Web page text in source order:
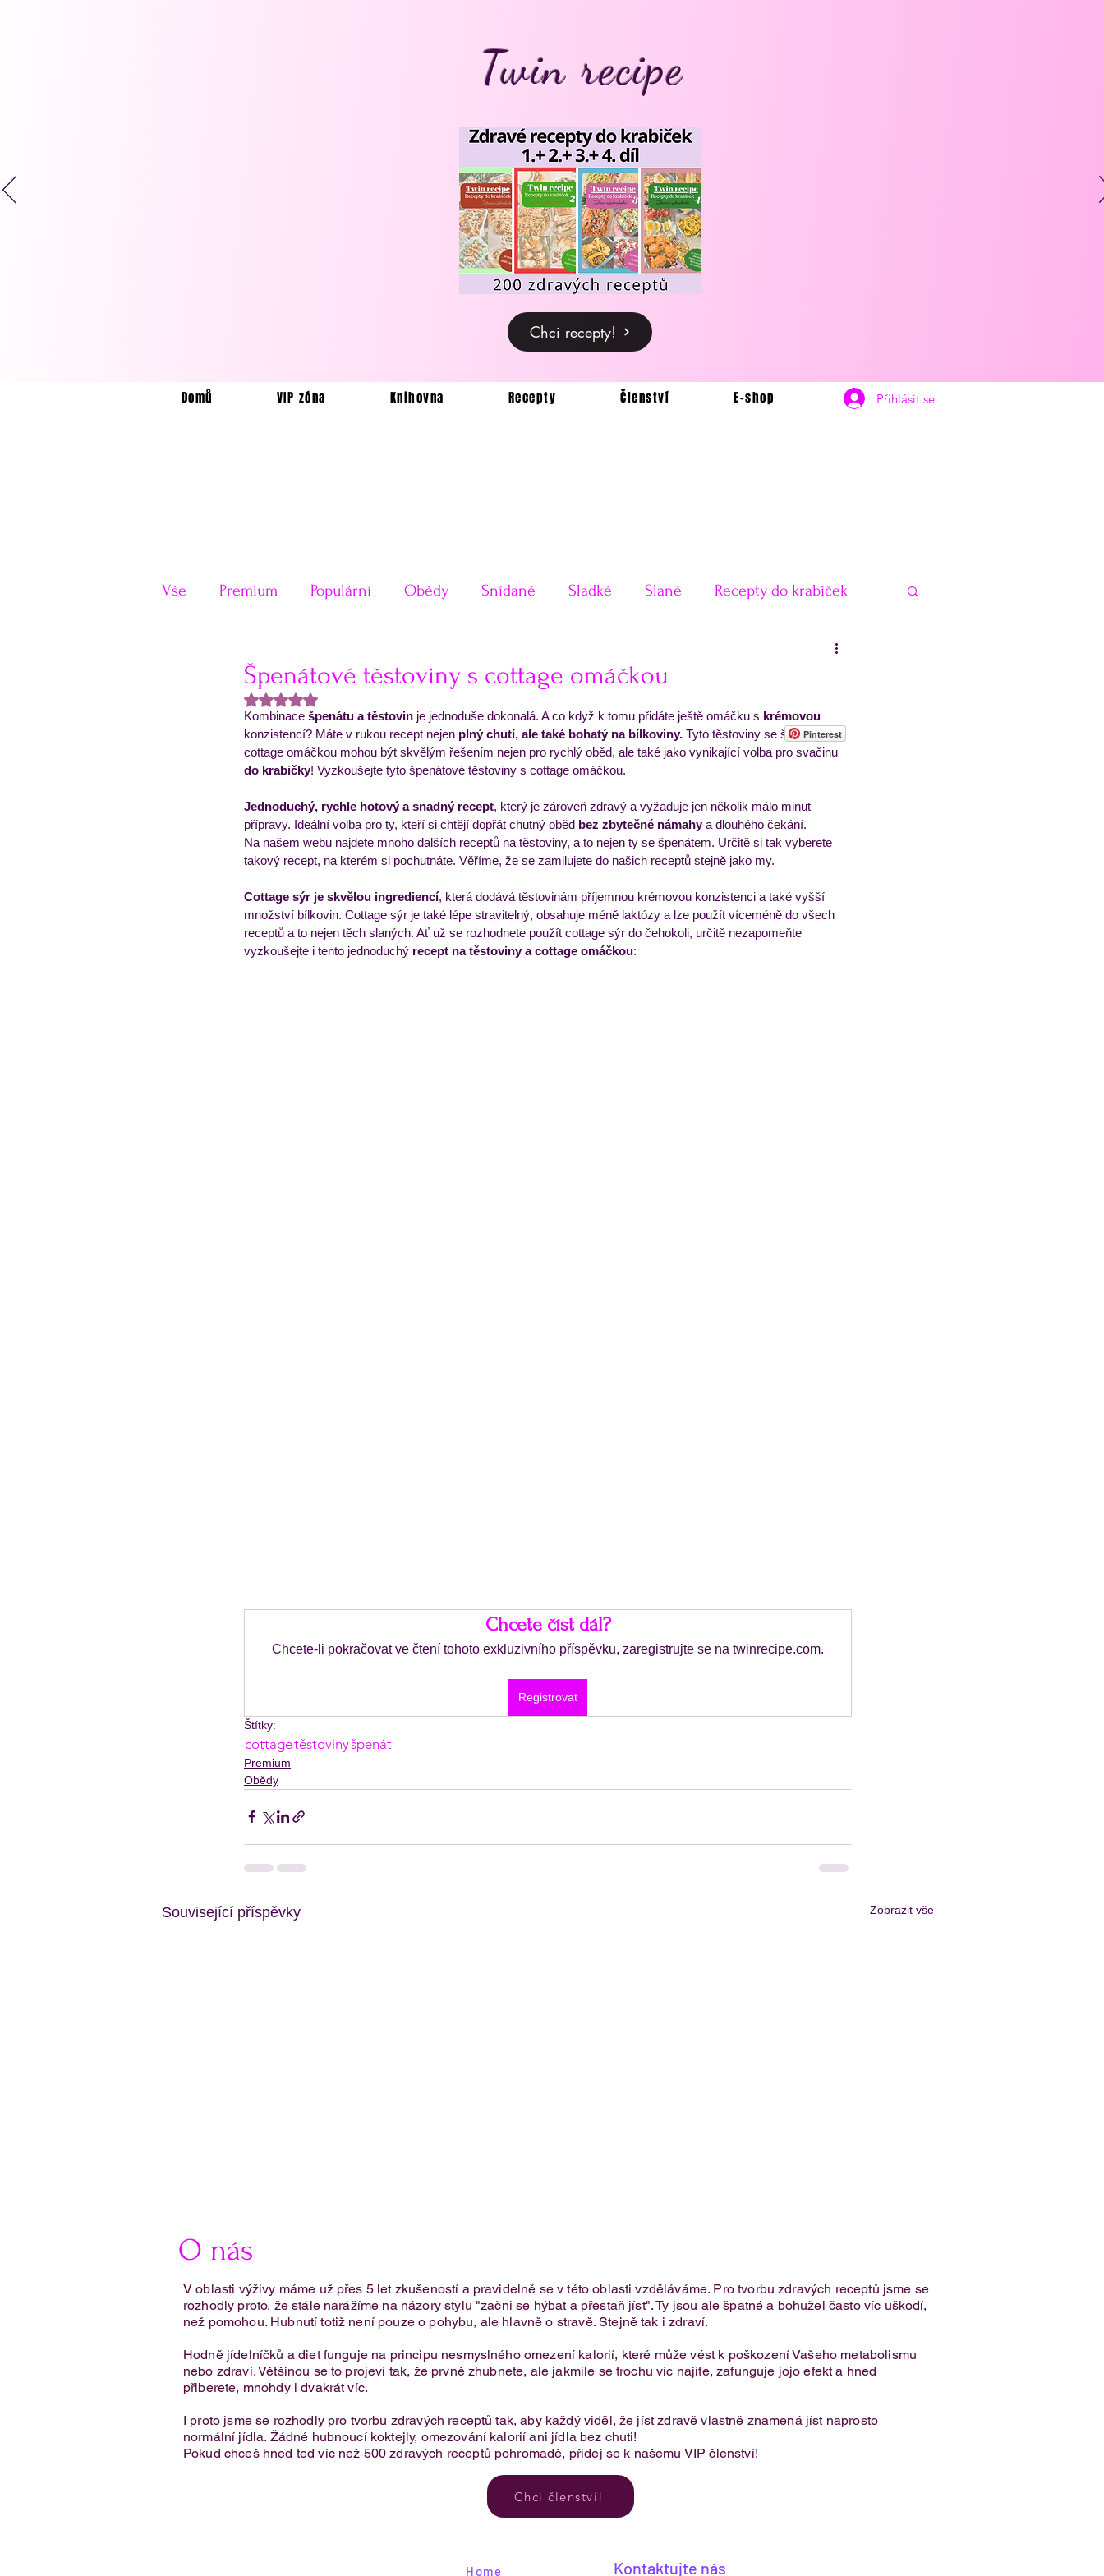
Twin recipe
Chci recepty!
Domů VIP zóna Knihovna Recepty Členství E-shop Přihlásit se
Vše Premium Populární Obědy Snídaně Sladké Slané Recepty do krabiček
Vánoce
Velikonoce Valentýn Testy receptů Pečení a vaření Příkladové jídelníčky na hubnutí
Špenátové těstoviny s cottage omáčkou
Hodnoceno NaN z 5 hvězdiček.
Kombinace špenátu a těstovin je jednoduše dokonalá. A co když k tomu přidáte ještě omáčku s krémovou
konzistencí? Máte v rukou recept nejen plný chutí, ale také bohatý na bílkoviny. Tyto těstoviny se špenátovou
cottage omáčkou mohou být skvělým řešením nejen pro rychlý oběd, ale také jako vynikající volba pro svačinu
do krabičky! Vyzkoušejte tyto špenátové těstoviny s cottage omáčkou.
Jednoduchý, rychle hotový a snadný recept, který je zároveň zdravý a vyžaduje jen několik málo minut
přípravy. Ideální volba pro ty, kteří si chtějí dopřát chutný oběd bez zbytečné námahy a dlouhého čekání.
Na našem webu najdete mnoho dalších receptů na těstoviny, a to nejen ty se špenátem. Určitě si tak vyberete
takový recept, na kterém si pochutnáte. Věříme, že se zamilujete do našich receptů stejně jako my.
Cottage sýr je skvělou ingrediencí, která dodává těstovinám příjemnou krémovou konzistenci a také vyšší
množství bílkovin. Cottage sýr je také lépe stravitelný, obsahuje méně laktózy a lze použít víceméně do všech
receptů a to nejen těch slaných. Ať už se rozhodnete použít cottage sýr do čehokoli, určitě nezapomeňte
vyzkoušejte i tento jednoduchý recept na těstoviny a cottage omáčkou:
Chcete číst dál?
Chcete-li pokračovat ve čtení tohoto exkluzivního příspěvku, zaregistrujte se na twinrecipe.com.
Registrovat
Štítky:
cottagetěstovinyšpenát
Premium
Obědy
Související příspěvky Zobrazit vše
Křehké rohlíčky z cottage sýru
tvarohem
Pinterest
O nás
V oblasti výživy máme už přes 5 let zkušeností a pravidelně se v této oblasti vzděláváme. Pro tvorbu zdravých receptů jsme se
rozhodly proto, že stále narážíme na názory stylu "začni se hýbat a přestaň jíst". Ty jsou ale špatné a bohužel často víc uškodí,
než pomohou. Hubnutí totiž není pouze o pohybu, ale hlavně o stravě. Stejně tak i zdraví.
Hodně jídelníčků a diet funguje na principu nesmyslného omezení kalorií, které může vést k poškození Vašeho metabolismu
nebo zdraví. Většinou se to projeví tak, že prvně zhubnete, ale jakmile se trochu víc najíte, zafunguje jojo efekt a hned
přiberete, mnohdy i dvakrát víc.
I proto jsme se rozhodly pro tvorbu zdravých receptů tak, aby každý viděl, že jíst zdravě vlastně znamená jíst naprosto
normální jídla. Žádné hubnoucí koktejly, omezování kalorií ani jídla bez chuti!​
Pokud chceš hned teď víc než 500 zdravých receptů pohromadě, přidej se k našemu VIP členství!
Chci členství!
Home Kontaktujte nás